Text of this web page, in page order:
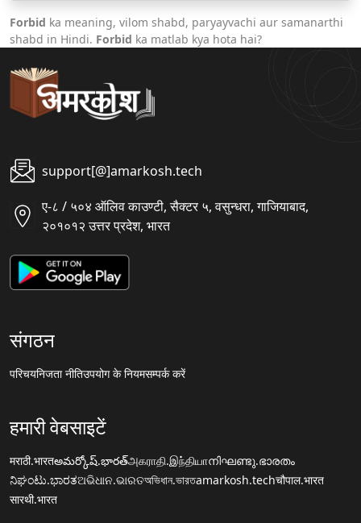
Forbid ka meaning, vilom shabd, paryayvachi aur samanarthi
shabd in Hindi. Forbid ka matlab kya hota hai?
support[@]amarkosh.tech
ए-८ / ५०४ ऑलिव काउण्टी, सैक्टर ५, वसुन्धरा, गाजियाबाद,
२०१०१२ उत्तर प्रदेश, भारत
संगठन
परिचयनिजता नीतिउपयोग के नियमसम्पर्क करें
हमारी वेबसाइटें
मराठी.भारतఅమర్కోష్.భారత్அகராதி.இந்தியாനിഘണ്ടു.ഭാരതം
ನಿಘಂಟು.ಭಾರತଅଭିଧାନ.ଭାରତঅভিধান.ভারতamarkosh.techचौपाल.भारत
सारथी.भारत